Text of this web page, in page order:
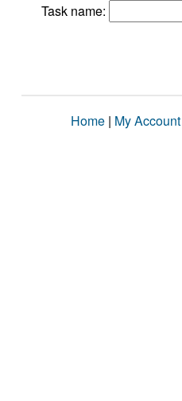
Task name:
Home | My Account